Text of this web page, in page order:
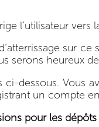
l’utilisateur vers
sur
serons heureux
dessous. Vous
un compte
pour les dépôts